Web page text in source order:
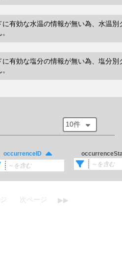
に有効な水温の情報が無い為、水温別
に有効な塩分の情報が無い為、塩分別
10件
occurrenceID